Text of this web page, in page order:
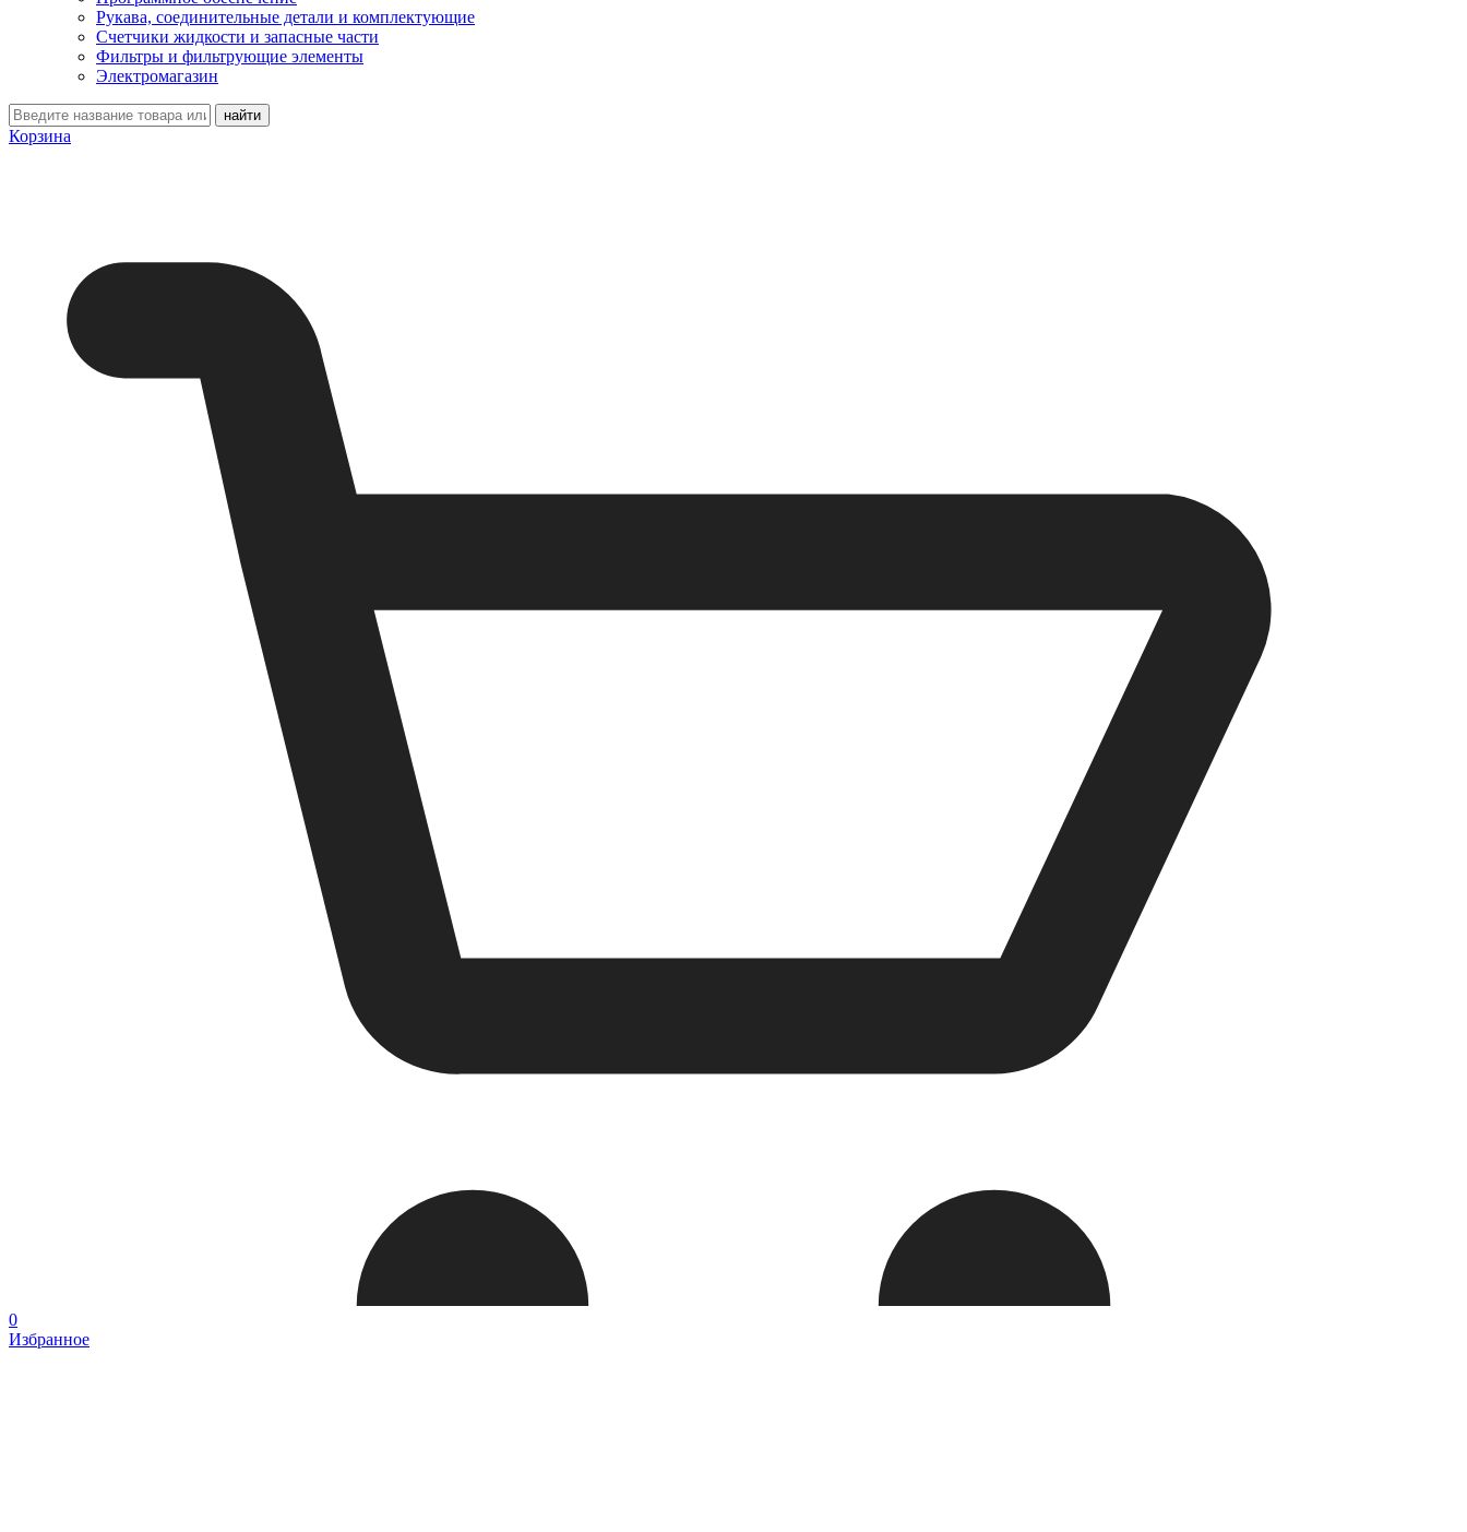
Рукава, соединительные детали и комплектующие
Счетчики жидкости и запасные части
Фильтры и фильтрующие элементы
Электромагазин
Корзина
0
Избранное